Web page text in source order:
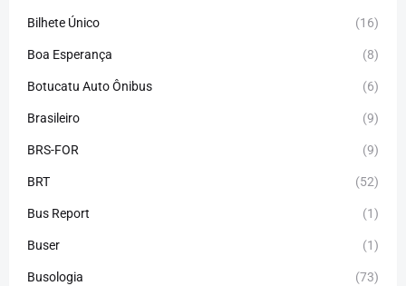
Bilhete Único (16)
Boa Esperança (8)
Botucatu Auto Ônibus (6)
Brasileiro (9)
BRS-FOR (9)
BRT (52)
Bus Report (1)
Buser (1)
Busologia (73)